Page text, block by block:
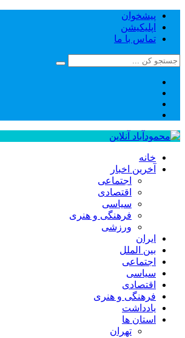
پیشخوان
اپلیکیشن
تماس با ما
خانه
آخرین اخبار
اجتماعی
اقتصادی
سیاسی
فرهنگی و هنری
ورزشی
ایران
بین الملل
اجتماعی
سیاسی
اقتصادی
فرهنگی و هنری
یادداشت
استان ها
تهران